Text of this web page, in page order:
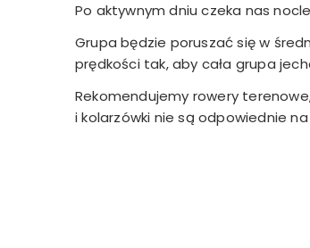
Po aktywnym dniu czeka nas
Grupa będzie poruszać się w
prędkości tak, aby cała grupa
Rekomendujemy rowery
i kolarzówki nie są odpowiednie